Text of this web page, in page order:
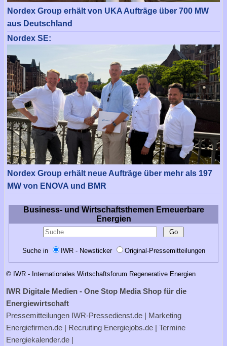
Nordex Group erhält von UKA Aufträge über 700 MW
aus Deutschland
Nordex SE:
Nordex Group erhält neue Aufträge über mehr als 197
MW von ENOVA und BMR
Business- und Wirtschaftsthemen Erneuerbare
Energien
Suche in IWR - Newsticker Original-Pressemitteilungen
© IWR - Internationales Wirtschaftsforum Regenerative Energien
IWR Digitale Medien - One Stop Media Shop für die
Energiewirtschaft
Pressemitteilungen IWR-Pressedienst.de | Marketing
Energiefirmen.de | Recruiting Energiejobs.de | Termine
Energiekalender.de |